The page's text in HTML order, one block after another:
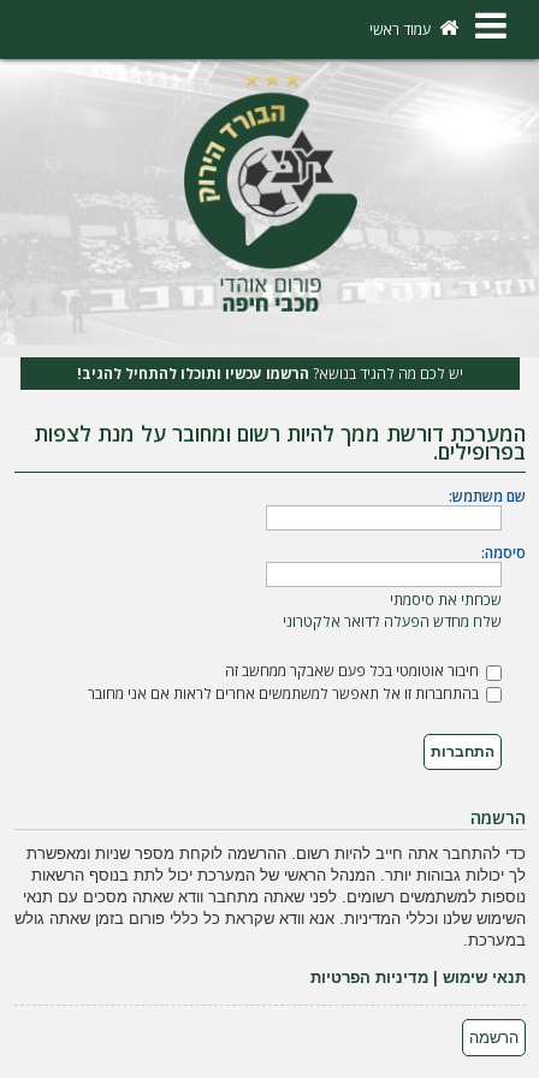
×
ו
ר
ש
מ
עמוד ראשי
יש לכם מה להגיד בנושא? הרשמו עכשיו ותוכלו להתחיל להגיב!
המערכת דורשת ממך להיות רשום ומחובר על מנת לצפות
בפרופילים.
שם משתמש:
סיסמה:
שכחתי את סיסמתי
שלח מחדש הפעלה לדואר אלקטרוני
חיבור אוטומטי בכל פעם שאבקר ממחשב זה
בהתחברות זו אל תאפשר למשתמשים אחרים לראות אם אני מחובר
הרשמה
כדי להתחבר אתה חייב להיות רשום. ההרשמה לוקחת מספר שניות ומאפשרת
לך יכולות גבוהות יותר. המנהל הראשי של המערכת יכול לתת בנוסף הרשאות
נוספות למשתמשים רשומים. לפני שאתה מתחבר וודא שאתה מסכים עם תנאי
השימוש שלנו וכללי המדיניות. אנא וודא שקראת כל כללי פורום בזמן שאתה גולש
במערכת.
תנאי שימוש |מדיניות הפרטיות
הרשמה